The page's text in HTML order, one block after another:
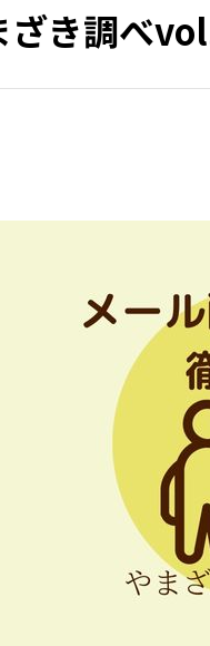
き調べ